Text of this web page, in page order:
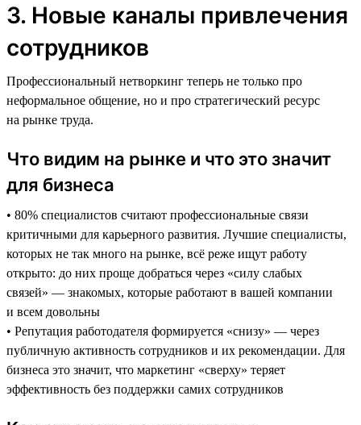
3. Новые каналы привлечения
сотрудников
Профессиональный нетворкинг теперь не только про
неформальное общение, но и про стратегический ресурс
на рынке труда.
Что видим на рынке и что это значит
для бизнеса
• 80% специалистов считают профессиональные связи
критичными для карьерного развития. Лучшие специалисты,
которых не так много на рынке, всё реже ищут работу
открыто: до них проще добраться через «силу слабых
связей» — знакомых, которые работают в вашей компании
и всем довольны
• Репутация работодателя формируется «снизу» — через
публичную активность сотрудников и их рекомендации. Для
бизнеса это значит, что маркетинг «сверху» теряет
эффективность без поддержки самих сотрудников